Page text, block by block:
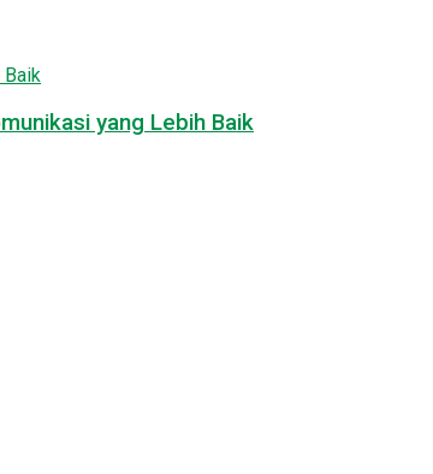
yang Lebih Baik